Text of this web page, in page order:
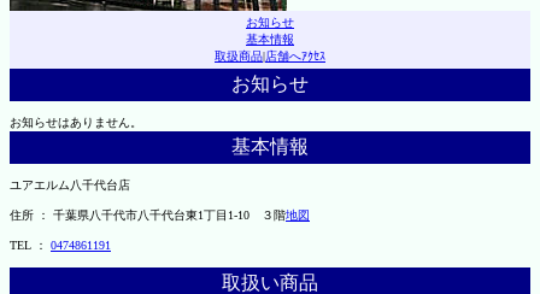
お知らせ
基本情報
取扱商品|店舗へｱｸｾｽ
お知らせ
お知らせはありません。
基本情報
ユアエルム八千代台店
住所 ： 千葉県八千代市八千代台東1丁目1-10 ３階地図
TEL ： 0474861191
取扱い商品